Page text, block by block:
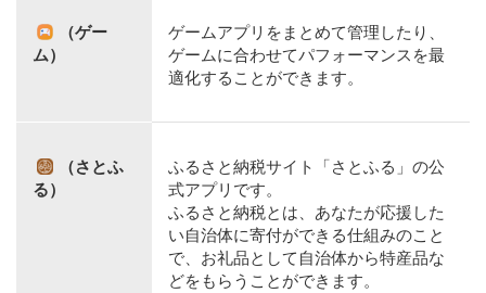
（ゲー
ム）
ゲームアプリをまとめて管理したり、
ゲームに合わせてパフォーマンスを最
適化することができます。
（さとふ
る）
ふるさと納税サイト「さとふる」の公
式アプリです。
ふるさと納税とは、あなたが応援した
い自治体に寄付ができる仕組みのこと
で、お礼品として自治体から特産品な
どをもらうことができます。